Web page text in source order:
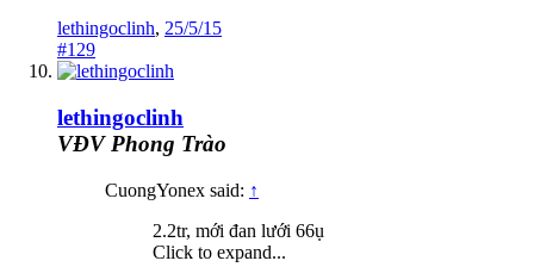
lethingoclinh, 25/5/15
#129
lethingoclinh
VĐV Phong Trào
CuongYonex said: ↑
2.2tr, mới đan lưới 66ụ
Click to expand...